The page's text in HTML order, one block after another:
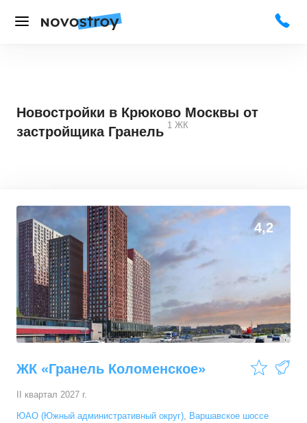
Новостройки в Крюково Москвы от
застройщика Гранель 1 ЖК
4,2
ЖК «Гранель Коломенское»
II квартал 2027 г.
ЮАО (Южный административный округ), Варшавское шоссе